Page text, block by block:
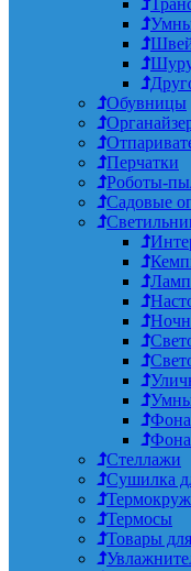
Обувницы
Перчатки
Роботы-
Садовые
Стеллажи
Сушилка
Термосы
Товары